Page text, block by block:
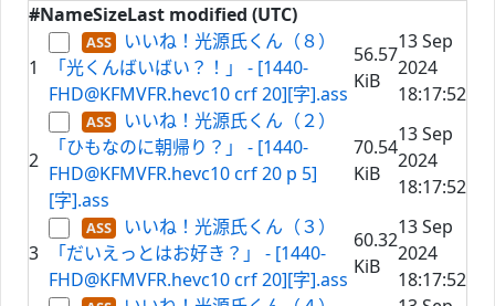
#NameSizeLast modified (UTC)
1
いいね！光源氏くん（８）
「光くんばいばい？！」 - [1440-
FHD@KFMVFR.hevc10 crf 20][字].ass
56.57
KiB
13 Sep
2024
18:17:52
2
いいね！光源氏くん（２）
「ひもなのに朝帰り？」 - [1440-
FHD@KFMVFR.hevc10 crf 20 p 5]
[字].ass
70.54
KiB
13 Sep
2024
18:17:52
3
いいね！光源氏くん（３）
「だいえっとはお好き？」 - [1440-
FHD@KFMVFR.hevc10 crf 20][字].ass
60.32
KiB
13 Sep
2024
18:17:52